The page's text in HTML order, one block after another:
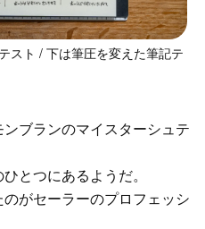
スト / 下は筆圧を変えた筆記テ
ブランのマイスターシュテ
とつにあるようだ。
がセーラーのプロフェッシ